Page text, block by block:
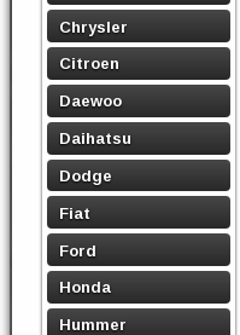
Chrysler
Citroen
Daewoo
Daihatsu
Dodge
Fiat
Ford
Honda
Hummer